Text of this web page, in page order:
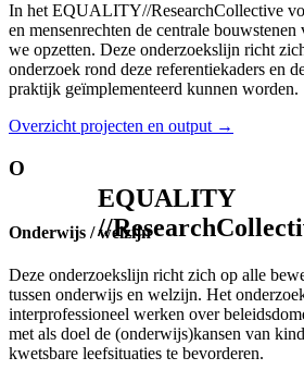
EQUALITY
//
In het EQUALITY//ResearchCollective
en mensenrechten de centrale
we opzetten. Deze onderzoekslijn richt
onderzoek rond deze referentiekaders en
praktijk geïmplementeerd kunnen worden.
Overzicht projecten en output →
O
Onderwijs / welzijn
Deze onderzoekslijn richt zich op alle
tussen onderwijs en welzijn. Het
interprofessioneel werken over
met als doel de (onderwijs)kansen van
kwetsbare leefsituaties te bevorderen.